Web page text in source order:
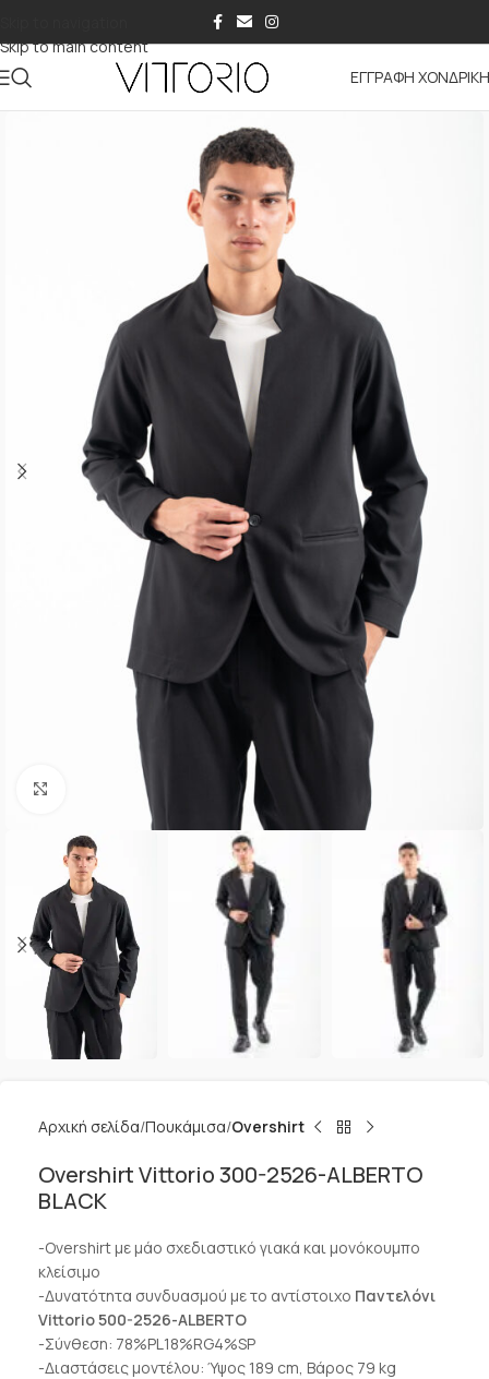
Skip to main content
ΕΓΓΡΑΦΗ
Κλικ για μεγέθυνση
Αρχική σελίδα Πουκάμισα Overshirt
Overshirt Vittorio 300-2526-ALBERTO
BLACK
-Overshirt με μάο σχεδιαστικό γιακά και μονόκουμπο
κλείσιμο
-Δυνατότητα συνδυασμού με το αντίστοιχο Παντελόνι
Vittorio 500-2526-ALBERTO
-Σύνθεση: 78%PL18%RG4%SP
-Διαστάσεις μοντέλου: Ύψος 189 cm, Βάρος 79 kg